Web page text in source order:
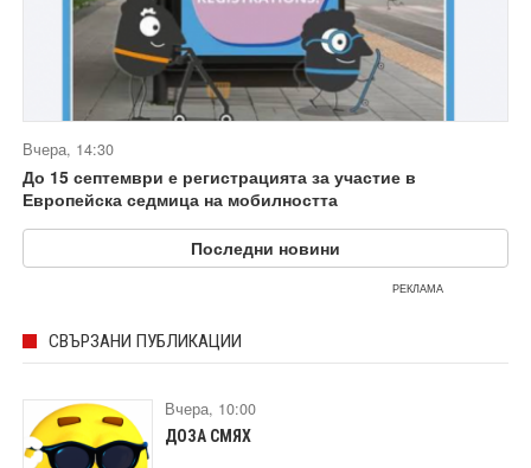
Вчера, 14:30
До 15 септември е регистрацията за участие в
Европейска седмица на мобилността
Последни новини
РЕКЛАМА
СВЪРЗАНИ ПУБЛИКАЦИИ
Вчера, 10:00
ДОЗА СМЯХ